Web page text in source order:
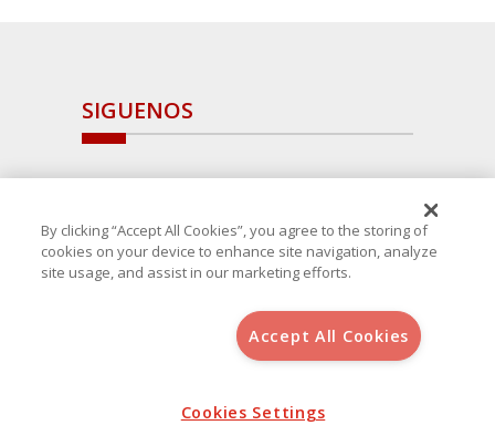
SIGUENOS
, S.L.U.(B-64405731) c/ San Norberto
Aviso Legal
Política de Cookies
By clicking “Accept All Cookies”, you agree to the storing of
cookies on your device to enhance site navigation, analyze
site usage, and assist in our marketing efforts.
Accept All Cookies
Cookies Settings